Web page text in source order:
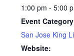
1:00 pm - 5:00
Event
San Jose King
Website: